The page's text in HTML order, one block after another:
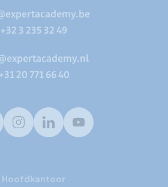
+32 3 235 32 49
20 771 66 40
InstagramLinkedInYoutube
Hoofdkantoor